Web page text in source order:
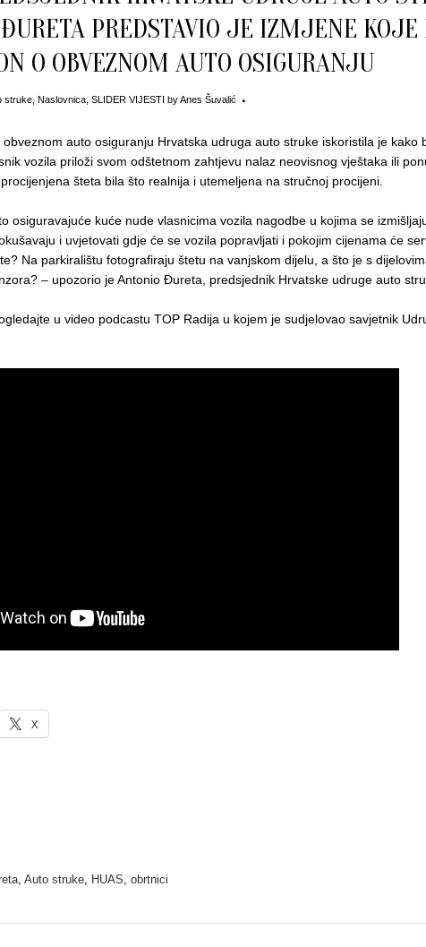
PREDSTAVIO JE IZMJENE KOJE
O OBVEZNOM AUTO OSIGURANJU
struke, Naslovnica, SLIDER VIJESTI byAnes Šuvalić
auto osiguranju Hrvatska udruga auto struke iskoristila je kako
vozila priloži svom odštetnom zahtjevu nalaz neovisnog vještaka ili
šteta bila što realnija i utemeljena na stručnoj procijeni.
osiguravajuće kuće nude vlasnicima vozila nagodbe u kojima se
i uvjetovati gdje će se vozila popravljati i pokojim cijenama će
Na parkiralištu fotografiraju štetu na vanjskom dijelu, a što je s
– upozorio je Antonio Đureta, predsjednik Hrvatske udruge auto
u video podcastu TOP Radija u kojem je sudjelovao savjetnik
X
, Auto struke, HUAS, obrtnici